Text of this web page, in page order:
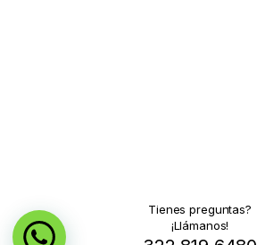
Tienes preguntas?
¡Llámanos!